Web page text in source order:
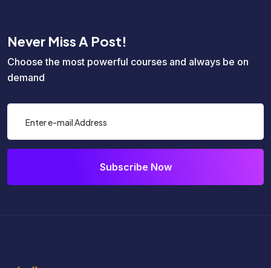
Never Miss A Post!
Choose the most powerful courses and always be on
demand
Subscribe Now